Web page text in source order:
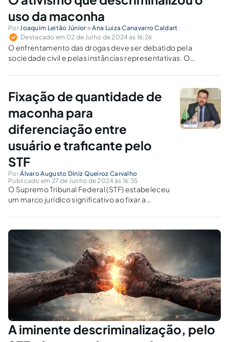
uso da maconha
PorJoaquim Leitão Júnior eAna Luiza Canavarro Caldart
Destacado em 02 de Julho de 2024 às 16:26
O enfrentamento das drogas deve ser debatido pela
sociedade civil e pelas instâncias representativas. O
traficantes, milícias e facções, não está apto a se debruçar
Fixação de quantidade de
maconha para
diferenciação entre
usuário e traficante pelo
STF
PorÁlvaro Augusto Diniz Queiroz Carvalho
Publicado em 27 de Junho de 2024 às 16:35
O Supremo Tribunal Federal (STF) estabeleceu
um marco jurídico significativo ao fixar a
parâmetro para distinguir usuários de
traficantes. Esta decisão, que reflete um
avanço na interpretação e aplicação da Lei de
Drogas...
A iminente descriminalização, pelo